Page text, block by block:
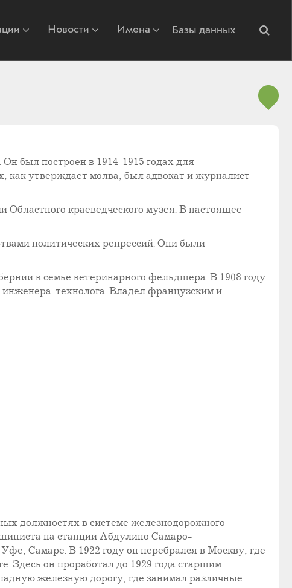
Новости Имена Базы данных
был построен в 1914-1915 годах для
утверждает молва, был адвокат и журналист
Областного краеведческого музея. В настоящее
политических репрессий. Они были
в семье ветеринарного фельдшера. В 1908 году
инженера-технолога. Владел французским и
должностях в системе железнодорожного
на станции Абдулино Самаро-
Самаре. В 1922 году он перебрался в Москву, где
Здесь он проработал до 1929 года старшим
железную дорогу, где занимал различные